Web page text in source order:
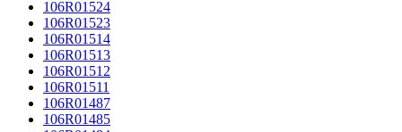
106R01524
106R01523
106R01514
106R01513
106R01512
106R01511
106R01487
106R01485